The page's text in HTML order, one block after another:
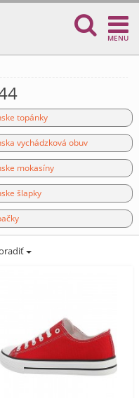
MENU
topánky
vychádzková obuv
mokasíny
šlapky